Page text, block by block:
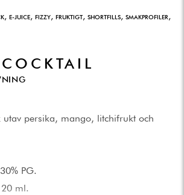
, E-JUICE, FIZZY, FRUKTIGT, SHORTFILLS, SMAKPROFILER,
utav persika, mango, litchifrukt och
PG.
ml.